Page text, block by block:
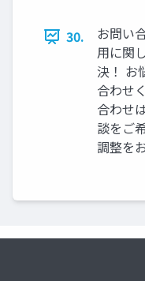
30.
お問い
用に関
決！ お
合わせ
合わせ
談をご
調整を